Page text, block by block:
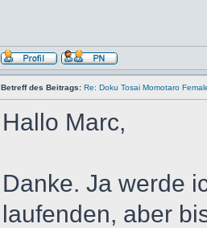
Betreff des Beitrags: Re: Doku Tosai Momotaro
Hallo Marc,
Danke. Ja werde
laufenden, aber